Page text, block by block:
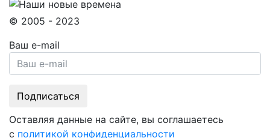
© 2005 - 2023
Ваш e-mail
Оставляя данные на сайте, вы соглашаетесь
с политикой конфиденциальности